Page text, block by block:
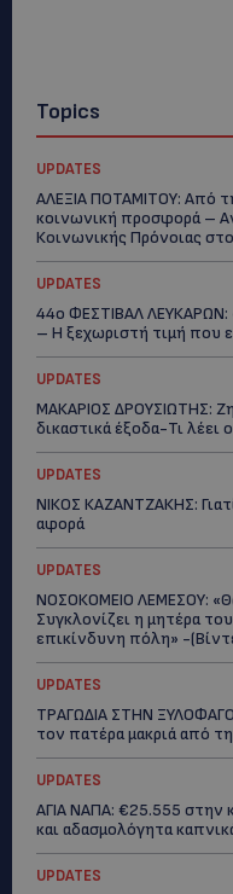
Topics
UPDATES
ΑΛΕΞΙΑ ΠΟΤΑΜΙΤΟΥ: Από
κοινωνική προσφορά –
Κοινωνικής Πρόνοιας
UPDATES
44ο ΦΕΣΤΙΒΑΛ ΛΕΥΚΑΡΩΝ:
– Η ξεχωριστή τιμή που
UPDATES
ΜΑΚΑΡΙΟΣ ΔΡΟΥΣΙΩΤΗΣ:
δικαστικά έξοδα-Τι λέει
UPDATES
ΝΙΚΟΣ ΚΑΖΑΝΤΖΑΚΗΣ:
αφορά
UPDATES
ΝΟΣΟΚΟΜΕΙΟ ΛΕΜΕΣΟΥ:
Συγκλονίζει η μητέρα
επικίνδυνη πόλη» -
UPDATES
ΤΡΑΓΩΔΙΑ ΣΤΗΝ
τον πατέρα μακριά από
UPDATES
ΑΓΙΑ ΝΑΠΑ: €25.555 στην
και αδασμολόγητα
UPDATES